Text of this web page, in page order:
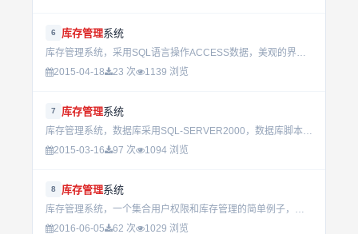
6 库存管理系统
库存管理系统，采用SQL语言操作ACCESS数据，美观的界面设计，拥有报表生成和打印功能...
2015-04-18
23 次 1139 浏览
7 库存管理系统
库存管理系统，数据库采用SQL-SERVER2000，数据库脚本文件也已压缩在内了。...
2015-03-16
97 次 1094 浏览
8 库存管理系统
库存管理系统，一个集合用户权限和库存管理的简单例子，仅供参考。...
2016-06-05
62 次 1029 浏览